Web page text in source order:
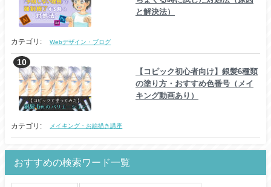
と解決法）
カテゴリ: Webデザイン・ブログ
【コピック初心者向け】銀髪6種類
の塗り方・おすすめ色番号（メイ
キング動画あり）
カテゴリ: メイキング・お絵描き講座
おすすめの検索ワード一覧